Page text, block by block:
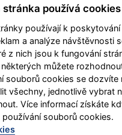
stránka používá cookies
používají k poskytování
a analýze návštěvnosti
z nich jsou k fungování
můžete
souborů cookies se dozvíte
všechny, jednotlivě vybrat
Více informací získáte
souborů cookies.